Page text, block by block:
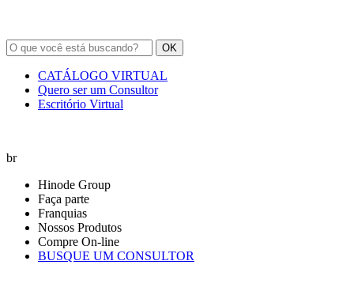
OK
CATÁLOGO VIRTUAL
Quero ser um Consultor
Escritório Virtual
br
Hinode Group
Faça parte
Franquias
Nossos Produtos
Compre On-line
BUSQUE UM CONSULTOR